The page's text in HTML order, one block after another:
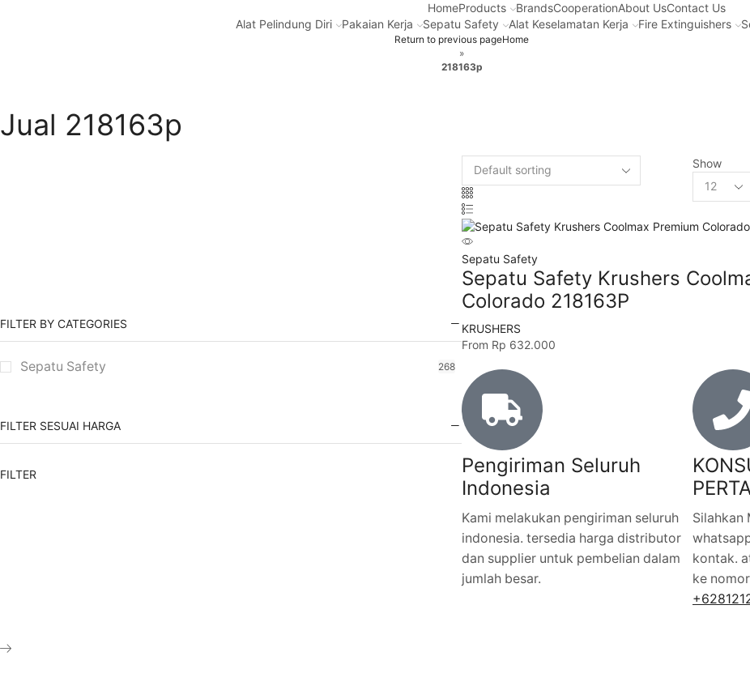
HomeProducts BrandsCooperationAbout UsContact Us
Alat Pelindung Diri
Pakaian Kerja Sepatu Safety Alat Keselamatan Kerja Fire Extinguishers
Return to previous pageHome
»
218163p
Jual 218163p
FILTER BY CATEGORIES
Sepatu Safety 268
FILTER SESUAI HARGA
FILTER
Show
Sepatu Safety
Sepatu Safety Krushers
Colorado 218163P
KRUSHERS
From Rp 632.000
Pengiriman Seluruh
Indonesia
Kami melakukan pengiriman seluruh
indonesia. tersedia harga distributor
dan supplier untuk pembelian dalam
jumlah besar.
Silahkan
kontak.
ke